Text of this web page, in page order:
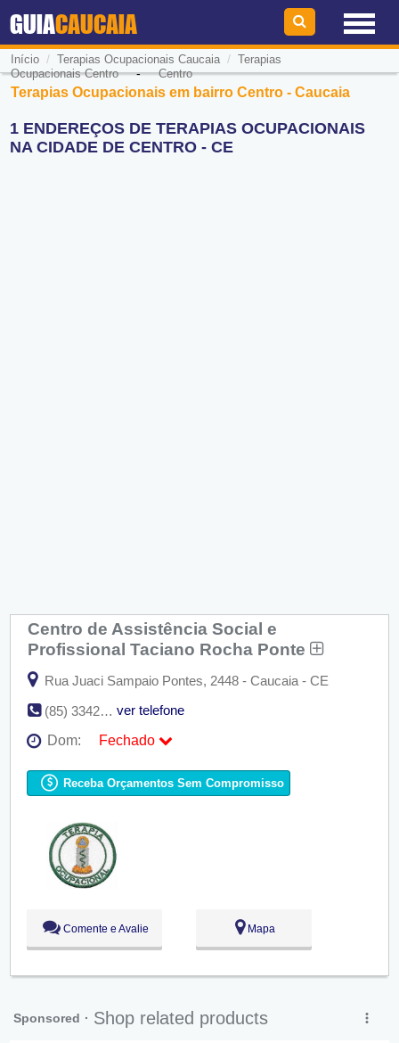
GUIACAUCAIA
Início / Terapias Ocupacionais Caucaia/ Terapias
Ocupacionais Centro-Centro
Terapias Ocupacionais em bairro Centro - Caucaia
1 ENDEREÇOS DE TERAPIAS OCUPACIONAIS
NA CIDADE DE CENTRO - CE
Centro de Assistência Social e
Profissional Taciano Rocha Ponte
Rua Juaci Sampaio Pontes, 2448 - Caucaia - CE
(85) 3342-4154
ver telefone
Dom:
Fechado
Ter:
09:00 - 18:00
Qua:
09:00 - 18:00
09:00 - 18:00
Sáb:
Fechado
Dom:
Fechado
Receba Orçamentos Sem Compromisso
Comente e Avalie Mapa